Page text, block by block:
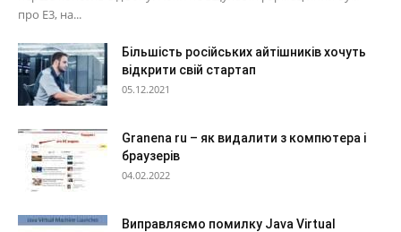
про Е3, на...
Більшість російських айтішників хочуть
відкрити свій стартап
05.12.2021
Granena ru – як видалити з компютера і
браузерів
04.02.2022
Виправляємо помилку Java Virtual